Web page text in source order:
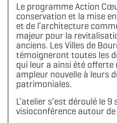
Le programme Action
conservation et la mise
et de l’architecture
majeur pour la
anciens. Les Villes de
témoigneront toutes les
qui leur a ainsi été offerte
ampleur nouvelle à leurs
patrimoniales.
L’atelier s’est déroulé le
visioconférence autour